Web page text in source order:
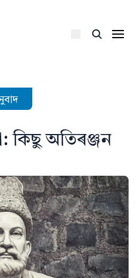
কিছু অতিৰঞ্জন